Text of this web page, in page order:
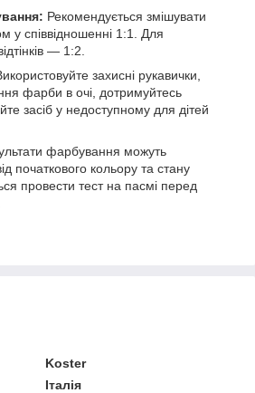
Рекомендується змішувати
у співвідношенні 1:1. Для
— 1:2.
захисні рукавички,
фарби в очі, дотримуйтесь
засіб у недоступному для дітей
фарбування можуть
початкового кольору та стану
провести тест на пасмі перед
Koster
Італія